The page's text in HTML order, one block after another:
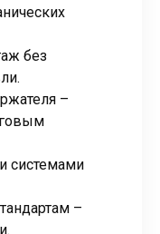
без
–
системами
–